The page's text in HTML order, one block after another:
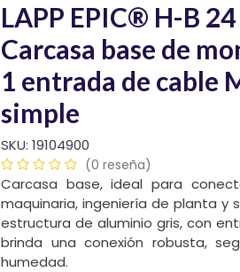
LAPP EPIC® H-B
Carcasa base de
1 entrada de cable
simple
SKU: 19104900
(0 reseña)
Carcasa base, ideal para
maquinaria, ingeniería de planta y
estructura de aluminio gris, con
brinda una conexión robusta,
humedad.